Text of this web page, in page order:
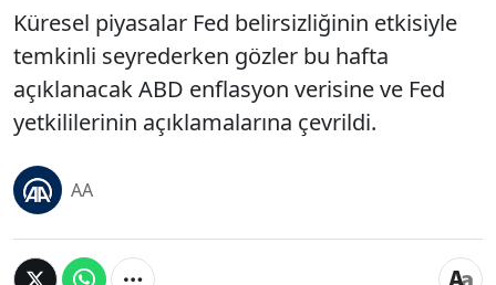
Küresel piyasalar Fed belirsizliğinin etkisiyle
temkinli seyrederken gözler bu hafta
açıklanacak ABD enflasyon verisine ve Fed
yetkililerinin açıklamalarına çevrildi.
AA